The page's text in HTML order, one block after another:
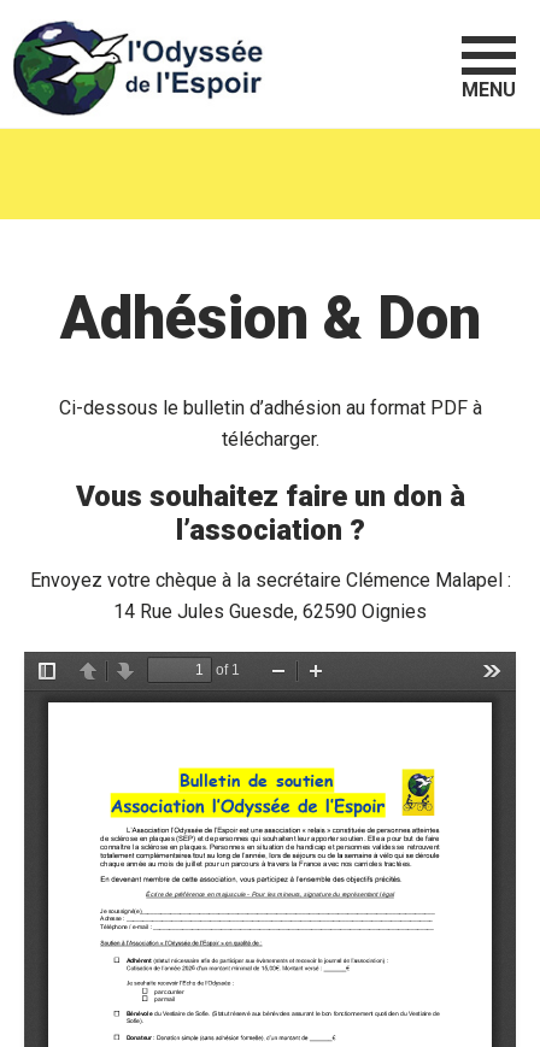
MENU
Adhésion & Don
Ci-dessous le bulletin d’adhésion au format PDF à
télécharger.
Vous souhaitez faire un don à
l’association ?
Envoyez votre chèque à la secrétaire Clémence Malapel :
14 Rue Jules Guesde, 62590 Oignies